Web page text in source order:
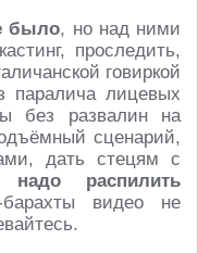
было, но над ними
проследить,
говиркой
паралича лицевых
без развалин на
сценарий,
дать стецям с
надо распилить
видео не